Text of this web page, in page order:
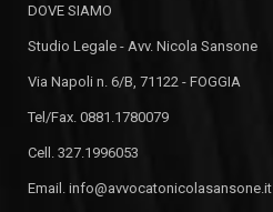
DOVE SIAMO
Studio Legale - Avv. Nicola Sansone
Via Napoli n. 6/B, 71122 - FOGGIA
Tel/Fax. 0881.1780079
Cell. 327.1996053
Email. info@avvocatonicolasansone.it